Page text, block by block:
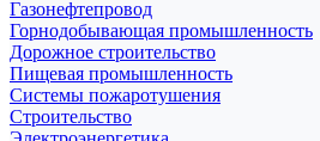
Газонефтепровод
Горнодобывающая промышленность
Дорожное строительство
Пищевая промышленность
Системы пожаротушения
Строительство